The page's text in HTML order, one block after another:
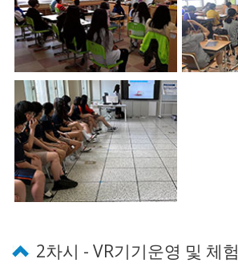
2차시 - VR기기운영 및 체험